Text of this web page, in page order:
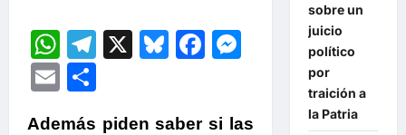
WhatsApp
Telegram
X Bluesky
Facebook
Messenger
Email
Además piden saber si las
sobre un
juicio
político
por
traición a
la Patria